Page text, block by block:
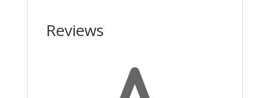
Reviews